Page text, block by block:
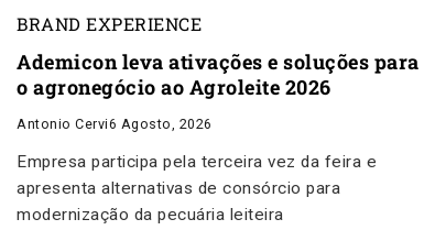
BRAND EXPERIENCE
Ademicon leva ativações e soluções para
o agronegócio ao Agroleite 2026
Antonio Cervi6 Agosto, 2026
Empresa participa pela terceira vez da feira e
apresenta alternativas de consórcio para
modernização da pecuária leiteira